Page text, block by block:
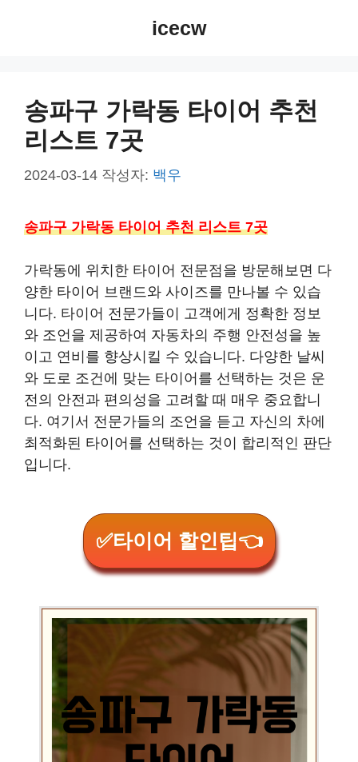
icecw
송파구 가락동 타이어 추천
리스트 7곳
2024-03-14 작성자: 백우
송파구 가락동 타이어 추천 리스트 7곳
가락동에 위치한 타이어 전문점을 방문해보면 다
양한 타이어 브랜드와 사이즈를 만나볼 수 있습
니다. 타이어 전문가들이 고객에게 정확한 정보
와 조언을 제공하여 자동차의 주행 안전성을 높
이고 연비를 향상시킬 수 있습니다. 다양한 날씨
와 도로 조건에 맞는 타이어를 선택하는 것은 운
전의 안전과 편의성을 고려할 때 매우 중요합니
다. 여기서 전문가들의 조언을 듣고 자신의 차에
최적화된 타이어를 선택하는 것이 합리적인 판단
입니다.
✅타이어 할인팁👈